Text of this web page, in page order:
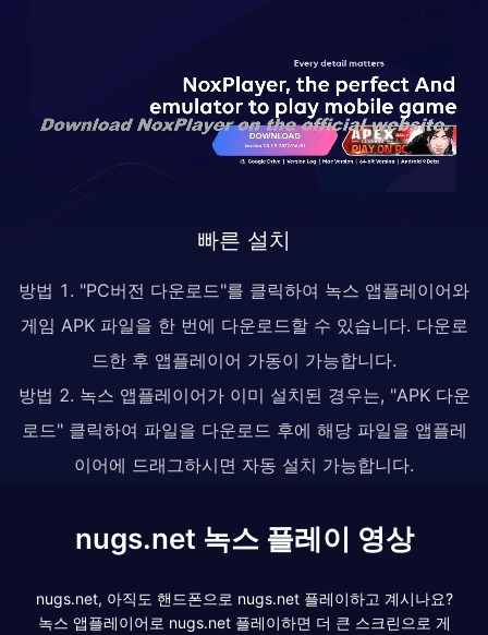
빠른 설치
방법 1. "PC버전 다운로드"를 클릭하여 녹스 앱플레이어와
게임 APK 파일을 한 번에 다운로드할 수 있습니다. 다운로
드한 후 앱플레이어 가동이 가능합니다.
방법 2. 녹스 앱플레이어가 이미 설치된 경우는, "APK 다운
로드" 클릭하여 파일을 다운로드 후에 해당 파일을 앱플레
이어에 드래그하시면 자동 설치 가능합니다.
nugs.net 녹스 플레이 영상
nugs.net, 아직도 핸드폰으로 nugs.net 플레이하고 계시나요?
녹스 앱플레이어로 nugs.net 플레이하면 더 큰 스크린으로 게